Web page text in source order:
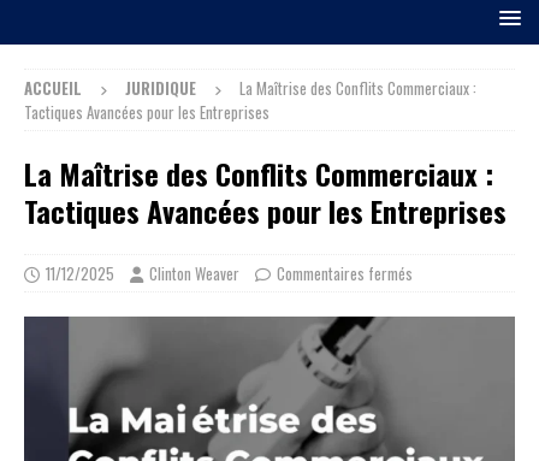
ACCUEIL JURIDIQUE
La Maîtrise des Conflits Commerciaux :
Tactiques Avancées pour les Entreprises
La Maîtrise des Conflits Commerciaux :
Tactiques Avancées pour les Entreprises
11/12/2025 Clinton Weaver Commentaires fermés